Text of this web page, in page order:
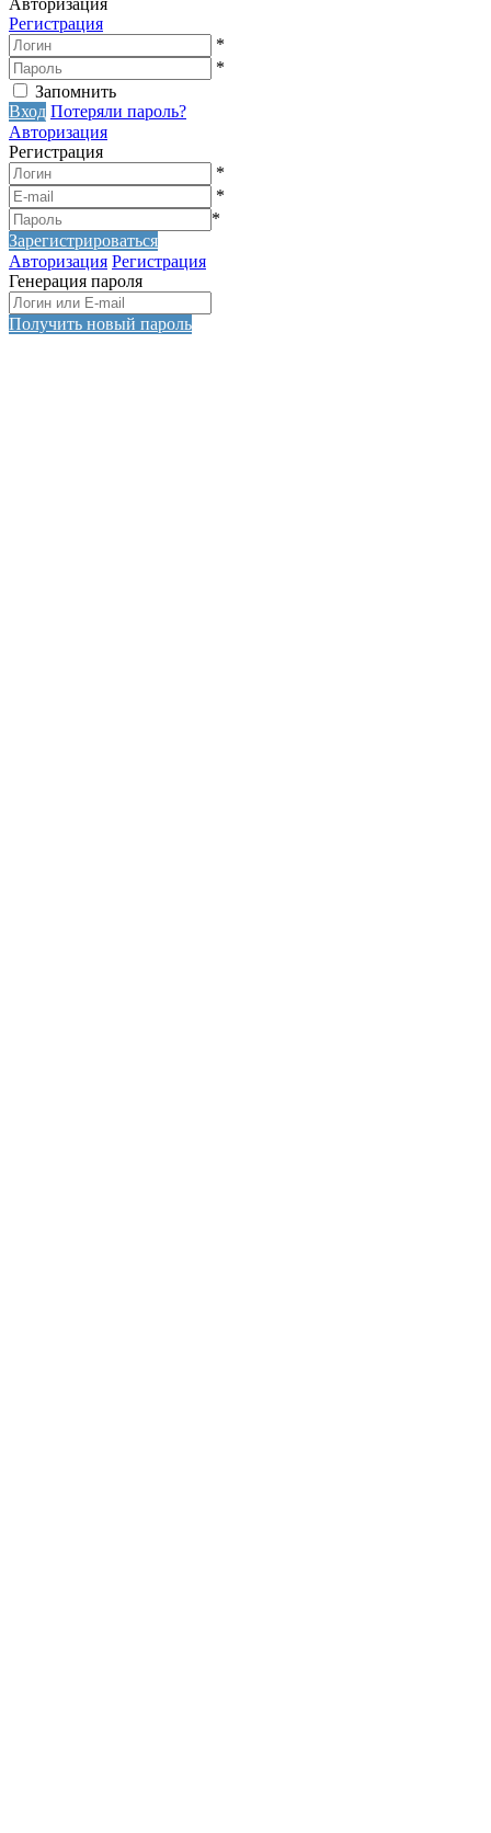
Регистрация
*
*
Запомнить
Вход Потеряли пароль?
Авторизация
Регистрация
*
*
*
Зарегистрироваться
Авторизация Регистрация
Генерация пароля
Получить новый пароль